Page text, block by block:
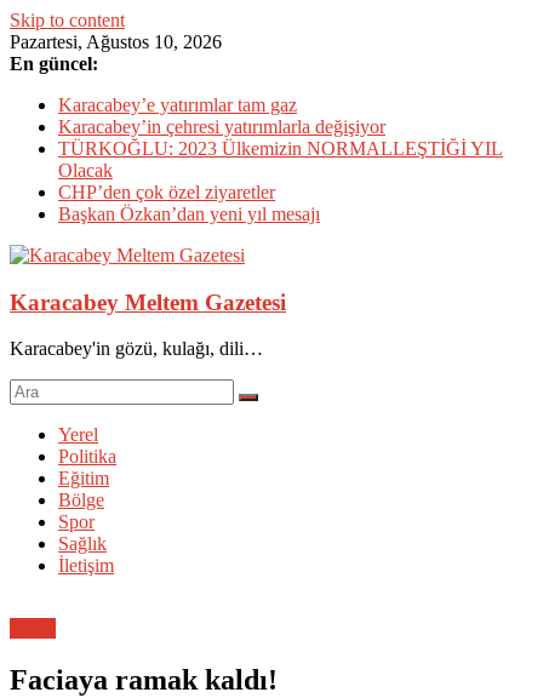
Skip to content
Pazartesi, Ağustos 10, 2026
En güncel:
Karacabey’e yatırımlar tam gaz
Karacabey’in çehresi yatırımlarla değişiyor
TÜRKOĞLU: 2023 Ülkemizin NORMALLEŞTİĞİ YIL
Olacak
CHP’den çok özel ziyaretler
Başkan Özkan’dan yeni yıl mesajı
Karacabey Meltem Gazetesi
Karacabey'in gözü, kulağı, dili…
Yerel
Politika
Eğitim
Bölge
Spor
Sağlık
İletişim
Faciaya ramak kaldı!